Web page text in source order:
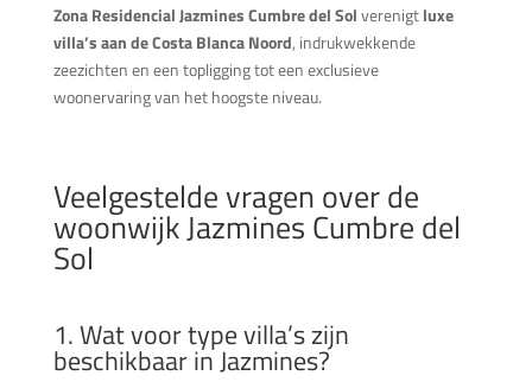
Zona Residencial Jazmines Cumbre del Solverenigtluxe
villa’s aan de Costa Blanca Noord, indrukwekkende
zeezichten en een topligging tot een exclusieve
woonervaring van het hoogste niveau.
Veelgestelde vragen over de
woonwijk Jazmines Cumbre del
Sol
1. Wat voor type villa’s zijn
beschikbaar in Jazmines?